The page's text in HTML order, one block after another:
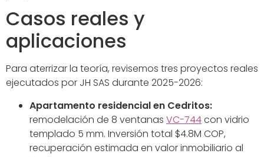
Casos reales y
aplicaciones
Para aterrizar la teoría, revisemos tres proyectos reales
ejecutados por JH SAS durante 2025-2026:
Apartamento residencial en Cedritos:
remodelación de 8 ventanas VC-744con vidrio
templado 5 mm. Inversión total $4.8M COP,
recuperación estimada en valor inmobiliario al